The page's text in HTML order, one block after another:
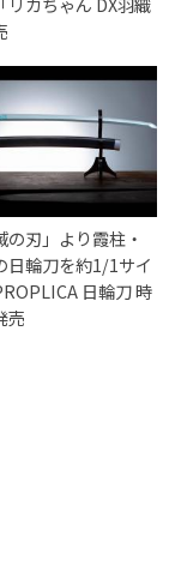
の刃」より霞柱・
日輪刀を約1/1サイ
日輪刀 時
売